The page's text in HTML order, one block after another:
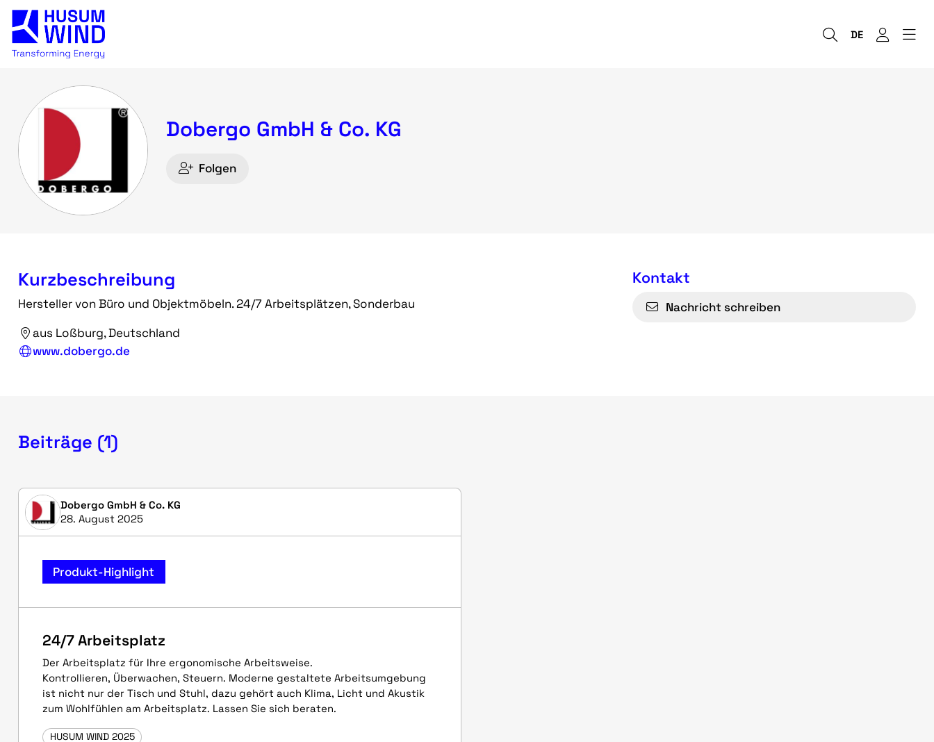
DE
Dobergo GmbH & Co. KG
Folgen
Kurzbeschreibung
Hersteller von Büro und Objektmöbeln. 24/7 Arbeitsplätzen, Sonderbau
aus Loßburg, Deutschland
www.dobergo.de
Kontakt
Nachricht schreiben
Beiträge (1)
Dobergo GmbH & Co. KG
28. August 2025
Produkt-Highlight
24/7 Arbeitsplatz
Der Arbeitsplatz für Ihre ergonomische Arbeitsweise.
Kontrollieren, Überwachen, Steuern. Moderne gestaltete Arbeitsumgebung
ist nicht nur der Tisch und Stuhl, dazu gehört auch Klima, Licht und Akustik
zum Wohlfühlen am Arbeitsplatz. Lassen Sie sich beraten.
HUSUM WIND 2025